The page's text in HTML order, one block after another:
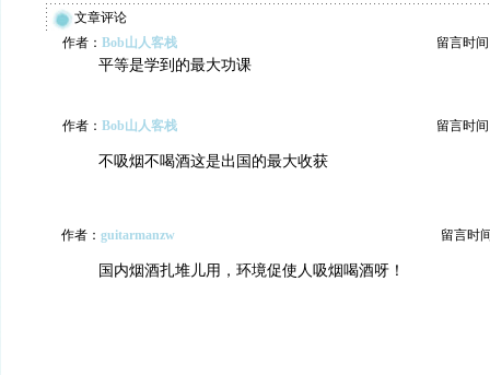
文章评论
作者： Bob山人客栈 留言时间
平等是学到的最大功课
作者： Bob山人客栈 留言时间
不吸烟不喝酒这是出国的最大收获
作者： guitarmanzw 留言时
国内烟酒扎堆儿用，环境促使人吸烟喝酒呀！